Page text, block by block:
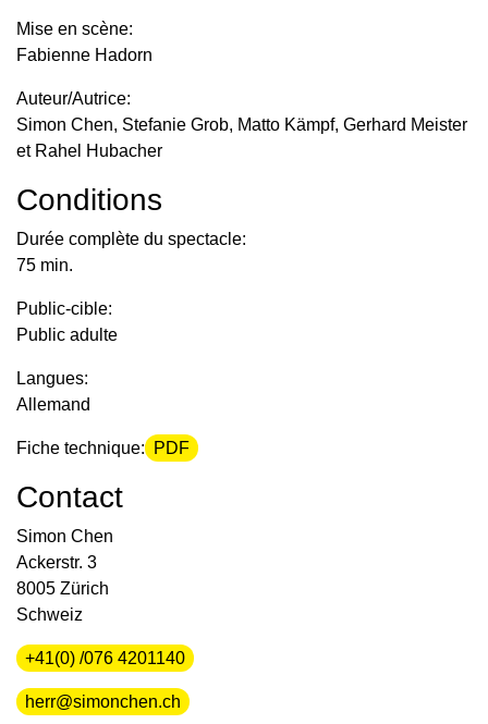
Mise en scène:
Fabienne Hadorn
Auteur/Autrice:
Simon Chen, Stefanie Grob, Matto Kämpf, Gerhard Meister
et Rahel Hubacher
Conditions
Durée complète du spectacle:
75 min.
Public-cible:
Public adulte
Langues:
Allemand
Fiche technique: PDF
Contact
Simon Chen
Ackerstr. 3
8005 Zürich
Schweiz
+41(0) /076 4201140
herr@simonchen.ch